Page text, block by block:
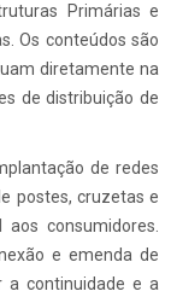
Primárias e
Os conteúdos são
diretamente na
de distribuição de
de redes
postes, cruzetas e
consumidores.
e emenda de
a continuidade e a